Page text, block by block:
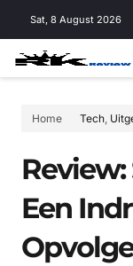
Sat, 8 August 2026
Home Tech,
Review:
Een